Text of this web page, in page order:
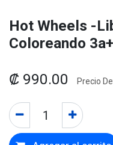
Hot Wheels -
Coloreando 3a+
₡ 990.00 Precio